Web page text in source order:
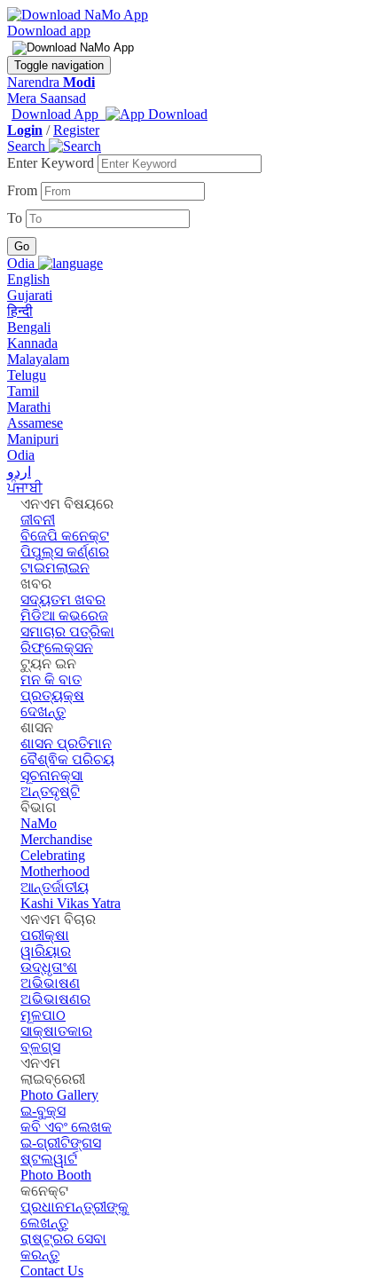
Download app
Toggle navigation
Narendra Modi
Mera Saansad
Download App
Login /Register
Search
Enter Keyword
From
To
Odia
English
Gujarati
हिन्दी
Bengali
Kannada
Malayalam
Telugu
Tamil
Marathi
Assamese
Manipuri
Odia
اردو
ਪੰਜਾਬੀ
ଏନଏମ ବିଷୟରେ
ଜୀବନୀ
ବିଜେପି କନେକ୍ଟ
ପିପୁଲ୍ସ କର୍ଣ୍ଣର
ଟାଇମଲାଇନ
ଖବର
ସଦ୍ୟତମ ଖବର
ମିଡିଆ କଭରେଜ
ସମାଚାର ପତ୍ରିକା
ରିଫ୍ଲେକ୍ସନ
ଟ୍ୟୁନ ଇନ
ମନ କି ବାତ
ପ୍ରତ୍ୟକ୍ଷ
ଦେଖନ୍ତୁ
ଶାସନ
ଶାସନ ପ୍ରତିମାନ
ବୈଶ୍ଵିକ ପରିଚୟ
ସୂଚନାନକ୍ସା
ଅନ୍ତଦୃଷ୍ଟି
ବିଭାଗ
NaMo
Merchandise
Celebrating
Motherhood
ଆନ୍ତର୍ଜାତୀୟ
Kashi Vikas Yatra
ଏନଏମ ବିଚାର
ପରୀକ୍ଷା
ୱାରିୟାର
ଉଦ୍ଧୃତାଂଶ
ଅଭିଭାଷଣ
ଅଭିଭାଷଣର
ମୂଳପାଠ
ସାକ୍ଷାତକାର
ବ୍ଳଗ୍ସ
ଏନଏମ
ଲାଇବ୍ରେରୀ
Photo Gallery
ଇ-ବୁକ୍ସ
କବି ଏବଂ ଲେଖକ
ଇ-ଗ୍ରୀଟିଙ୍ଗସ
ଷ୍ଟଲୱାର୍ଟ
Photo Booth
କନେକ୍ଟ
ପ୍ରଧାନମନ୍ତ୍ରୀଙ୍କୁ
ଲେଖନ୍ତୁ
ରାଷ୍ଟ୍ରର ସେବା
କରନ୍ତୁ
Contact Us